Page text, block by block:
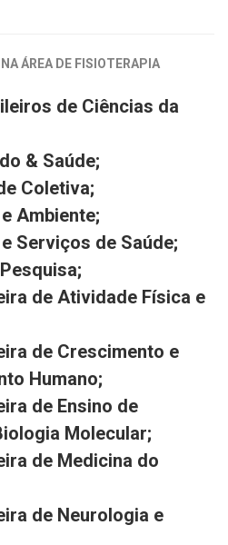
ÁREA DE FISIOTERAPIA
de Ciências da
& Saúde;
Coletiva;
Ambiente;
Serviços de Saúde;
;
de Atividade Física e
de Crescimento e
Humano;
de Ensino de
Molecular;
de Medicina do
de Neurologia e